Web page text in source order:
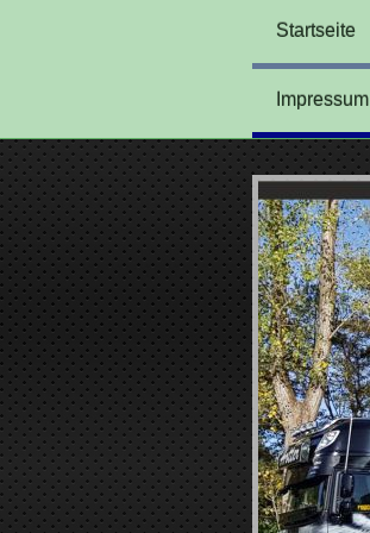
Startseite
Impressum